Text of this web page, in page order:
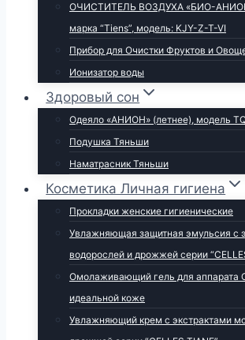
ОЧИСТИТЕЛЬ ВОЗДУХА «БИО-
марка “Tiens”, модель: KJY-Z-T-VI
Прибор для Очистки Фруктов и
Ионизатор воды
Здоровый сон
Одеяло «АНИОН» (летнее), модель
Подушка Тяньши
Наматрасник Тяньши
Косметика Личная гигиена
Прокладки женские гигиенические
Увлажняющая защитная эмульсия с
водорослей и дрожжей серии
Омолаживающий гель для аппарата
идеальной коже
Увлажняющий крем с экстрактами